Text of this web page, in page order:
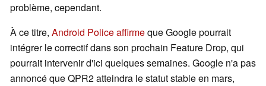
problème, cependant.
À ce titre, Android Police affirmeque Google pourrait
intégrer le correctif dans son prochain Feature Drop, qui
pourrait intervenir d'ici quelques semaines. Google n'a pas
annoncé que QPR2 atteindra le statut stable en mars,